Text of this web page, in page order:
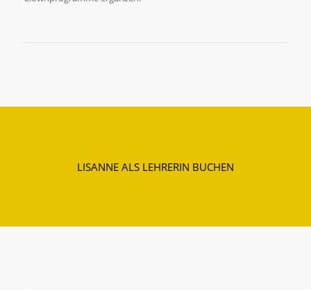
LISANNE ALS LEHRERIN BUCHEN